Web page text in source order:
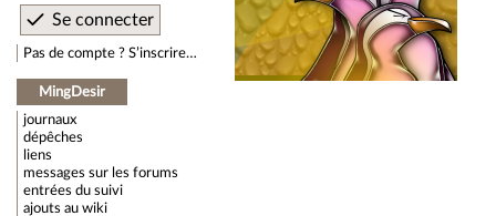
Pas de compte ? S’inscrire…
MingDesir
journaux
dépêches
liens
messages sur les forums
entrées du suivi
ajouts au wiki